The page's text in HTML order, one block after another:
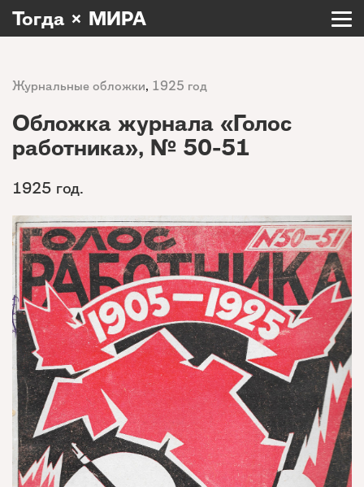
Тогда × МИРА
Журнальные обложки, 1925 год
Обложка журнала «Голос
работника», № 50-51
1925 год.